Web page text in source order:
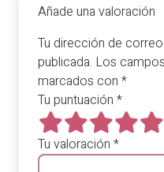
Añade una valoración
Tu dirección de
publicada. Los
marcados con *
Tu puntuación *
Tu valoración *